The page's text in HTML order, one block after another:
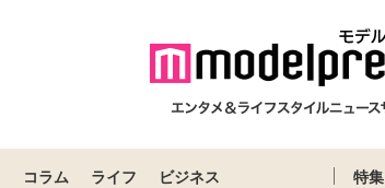
コラム ライフ ビジネス 特集